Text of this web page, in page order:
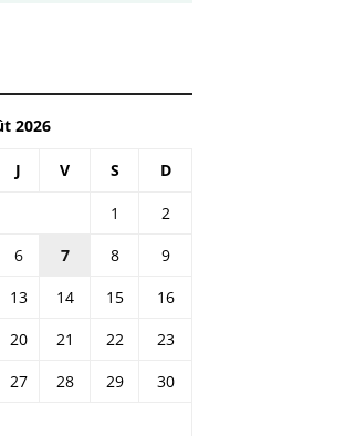
2026
J V S D
1
2
6 7 8
9
13 14 15
16
20 21 22
23
27 28 29
30